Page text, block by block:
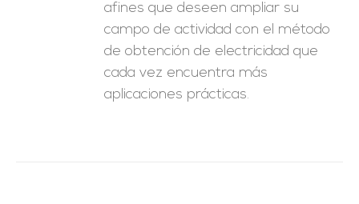
afines que deseen ampliar su
campo de actividad con el método
de obtención de electricidad que
cada vez encuentra más
aplicaciones prácticas.